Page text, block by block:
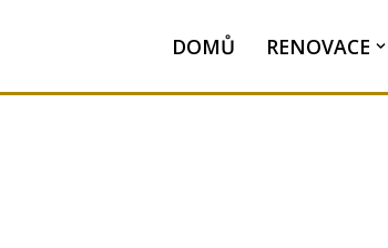
DOMŮ RENOVACE